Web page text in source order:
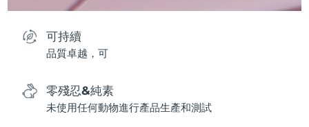
可持續
品質卓越，可
零殘忍&純素
未使用任何動物進行產品生產和測試